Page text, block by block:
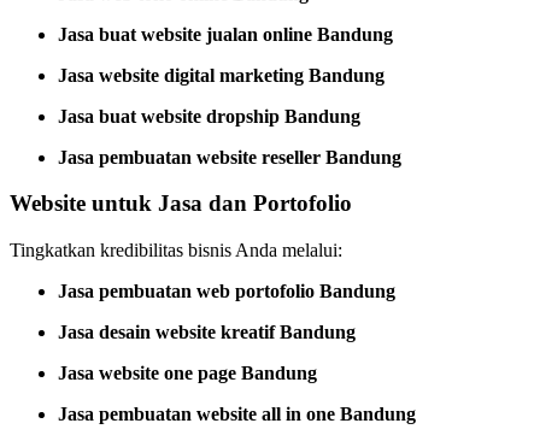
Jasa buat website jualan online Bandung
Jasa website digital marketing Bandung
Jasa buat website dropship Bandung
Jasa pembuatan website reseller Bandung
Website untuk Jasa dan Portofolio
Tingkatkan kredibilitas bisnis Anda melalui:
Jasa pembuatan web portofolio Bandung
Jasa desain website kreatif Bandung
Jasa website one page Bandung
Jasa pembuatan website all in one Bandung